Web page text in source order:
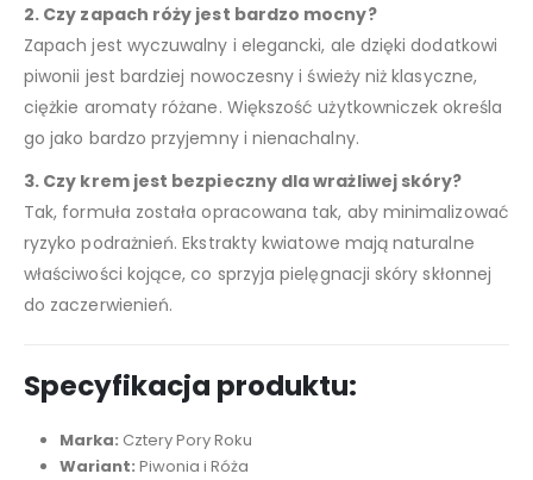
2. Czy zapach róży jest bardzo mocny?
Zapach jest wyczuwalny i elegancki, ale dzięki dodatkowi
piwonii jest bardziej nowoczesny i świeży niż klasyczne,
ciężkie aromaty różane. Większość użytkowniczek określa
go jako bardzo przyjemny i nienachalny.
3. Czy krem jest bezpieczny dla wrażliwej skóry?
Tak, formuła została opracowana tak, aby minimalizować
ryzyko podrażnień. Ekstrakty kwiatowe mają naturalne
właściwości kojące, co sprzyja pielęgnacji skóry skłonnej
do zaczerwienień.
Specyfikacja produktu:
Marka: Cztery Pory Roku
Wariant: Piwonia i Róża